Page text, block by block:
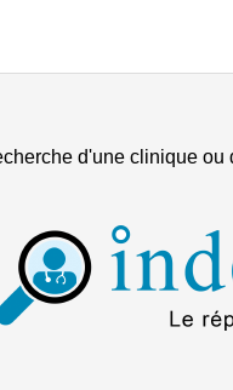
d'une clinique ou